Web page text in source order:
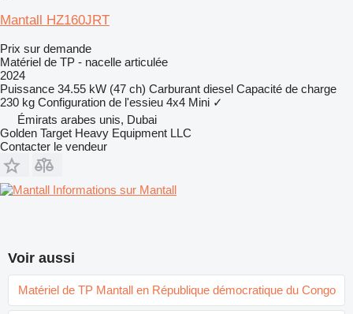
Mantall HZ160JRT
Prix sur demande
Matériel de TP - nacelle articulée
2024
Puissance 34.55 kW (47 ch) Carburant diesel Capacité de charge
230 kg Configuration de l'essieu 4x4 Mini ✓
Émirats arabes unis, Dubai
Golden Target Heavy Equipment LLC
Contacter le vendeur
Informations sur Mantall
Voir aussi
Matériel de TP Mantall en République démocratique du Congo